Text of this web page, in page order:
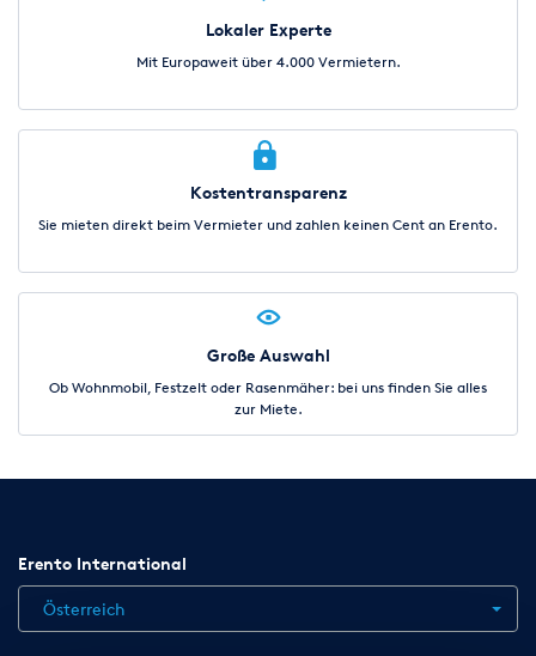
Lokaler Experte
Mit Europaweit über 4.000 Vermietern.
Kostentransparenz
Sie mieten direkt beim Vermieter und zahlen keinen Cent an Erento.
Große Auswahl
Ob Wohnmobil, Festzelt oder Rasenmäher: bei uns finden Sie alles
zur Miete.
Erento International
Österreich